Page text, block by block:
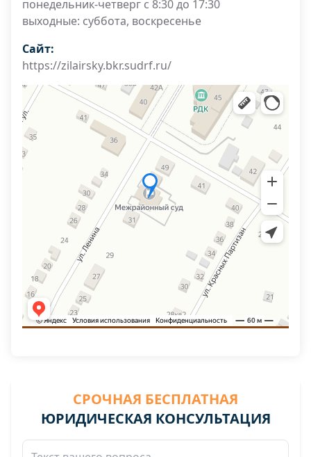
понедельник-четверг с 8:30 до 17:30
выходные: суббота, воскресенье
Сайт:
https://zilairsky.bkr.sudrf.ru/
СРОЧНАЯ БЕСПЛАТНАЯ
ЮРИДИЧЕСКАЯ КОНСУЛЬТАЦИЯ